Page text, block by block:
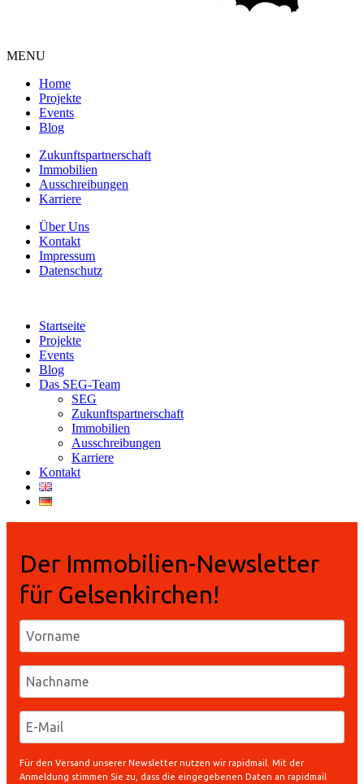
MENU
Home
Projekte
Events
Blog
Zukunftspartnerschaft
Immobilien
Ausschreibungen
Karriere
Über Uns
Kontakt
Impressum
Datenschutz
Startseite
Projekte
Events
Blog
Das SEG-Team
SEG
Zukunftspartnerschaft
Immobilien
Ausschreibungen
Karriere
Kontakt
Der Immobilien-Newsletter
für Gelsenkirchen!
Für den Versand unserer Newsletter nutzen wir rapidmail. Mit der
Anmeldung stimmen Sie zu, dass die eingegebenen Daten an rapidmail